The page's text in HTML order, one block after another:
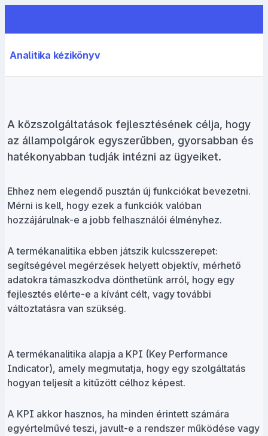
Analitika kézikönyv
A közszolgáltatások fejlesztésének célja, hogy
az állampolgárok egyszerűbben, gyorsabban és
hatékonyabban tudják intézni az ügyeiket.
Ehhez nem elegendő pusztán új funkciókat bevezetni.
Mérni is kell, hogy ezek a funkciók valóban
hozzájárulnak-e a jobb felhasználói élményhez.
A termékanalitika ebben játszik kulcsszerepet:
segítségével megérzések helyett objektív, mérhető
adatokra támaszkodva dönthetünk arról, hogy egy
fejlesztés elérte-e a kívánt célt, vagy további
változtatásra van szükség.
A termékanalitika alapja a KPI (Key Performance
Indicator), amely megmutatja, hogy egy szolgáltatás
hogyan teljesít a kitűzött célhoz képest.
A KPI akkor hasznos, ha minden érintett számára
egyértelművé teszi, javult-e a rendszer működése vagy